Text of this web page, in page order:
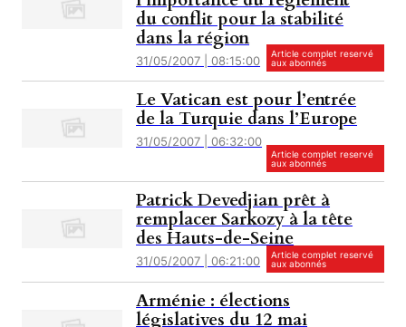
du conflit pour la stabilité
dans la région
31/05/2007 | 08:15:00
Article complet reservé
aux abonnés
Le Vatican est pour l’entrée
de la Turquie dans l’Europe
31/05/2007 | 06:32:00
Article complet reservé
aux abonnés
Patrick Devedjian prêt à
remplacer Sarkozy à la tête
des Hauts-de-Seine
31/05/2007 | 06:21:00
Article complet reservé
aux abonnés
Arménie : élections
législatives du 12 mai